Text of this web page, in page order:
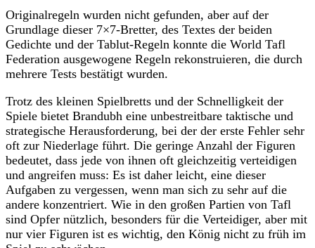
Originalregeln wurden nicht gefunden, aber auf der
Grundlage dieser 7×7-Bretter, des Textes der beiden
Gedichte und der Tablut-Regeln konnte die World Tafl
Federation ausgewogene Regeln rekonstruieren, die durch
mehrere Tests bestätigt wurden.
Trotz des kleinen Spielbretts und der Schnelligkeit der
Spiele bietet Brandubh eine unbestreitbare taktische und
strategische Herausforderung, bei der der erste Fehler sehr
oft zur Niederlage führt. Die geringe Anzahl der Figuren
bedeutet, dass jede von ihnen oft gleichzeitig verteidigen
und angreifen muss: Es ist daher leicht, eine dieser
Aufgaben zu vergessen, wenn man sich zu sehr auf die
andere konzentriert. Wie in den großen Partien von Tafl
sind Opfer nützlich, besonders für die Verteidiger, aber mit
nur vier Figuren ist es wichtig, den König nicht zu früh im